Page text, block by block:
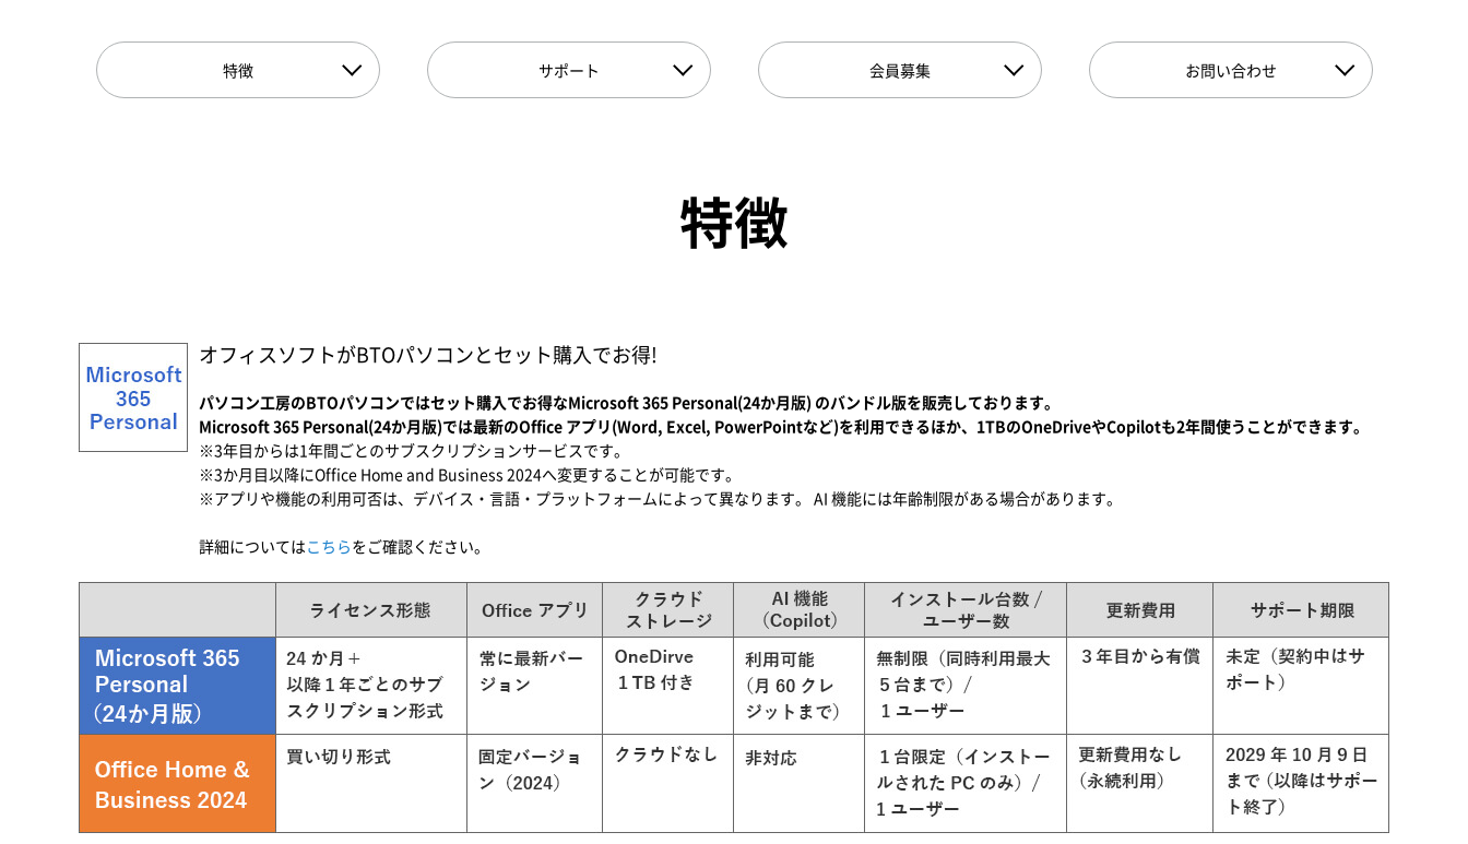
特徴 サポート 会員募集 お問い合わせ
特徴
オフィスソフトがBTOパソコンとセット購入でお得!
パソコン工房のBTOパソコンではセット購入でお得なMicrosoft 365 Personal(24か月版) のバンドル版を販売しております。
Microsoft 365 Personal(24か月版)では最新のOffice アプリ(Word, Excel, PowerPointなど)を利用できるほか、1TBのOneDriveやCopilotも2年間使うことができます。
※3年目からは1年間ごとのサブスクリプションサービスです。
※3か月目以降にOffice Home and Business 2024へ変更することが可能です。
※アプリや機能の利用可否は、デバイス・言語・プラットフォームによって異なります。 AI 機能には年齢制限がある場合があります。
詳細についてはこちらをご確認ください。